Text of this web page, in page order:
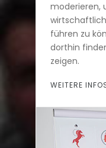
moderieren,
führen zu
dorthin
zeigen.
WEITERE